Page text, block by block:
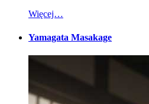
Więcej…
Yamagata Masakage